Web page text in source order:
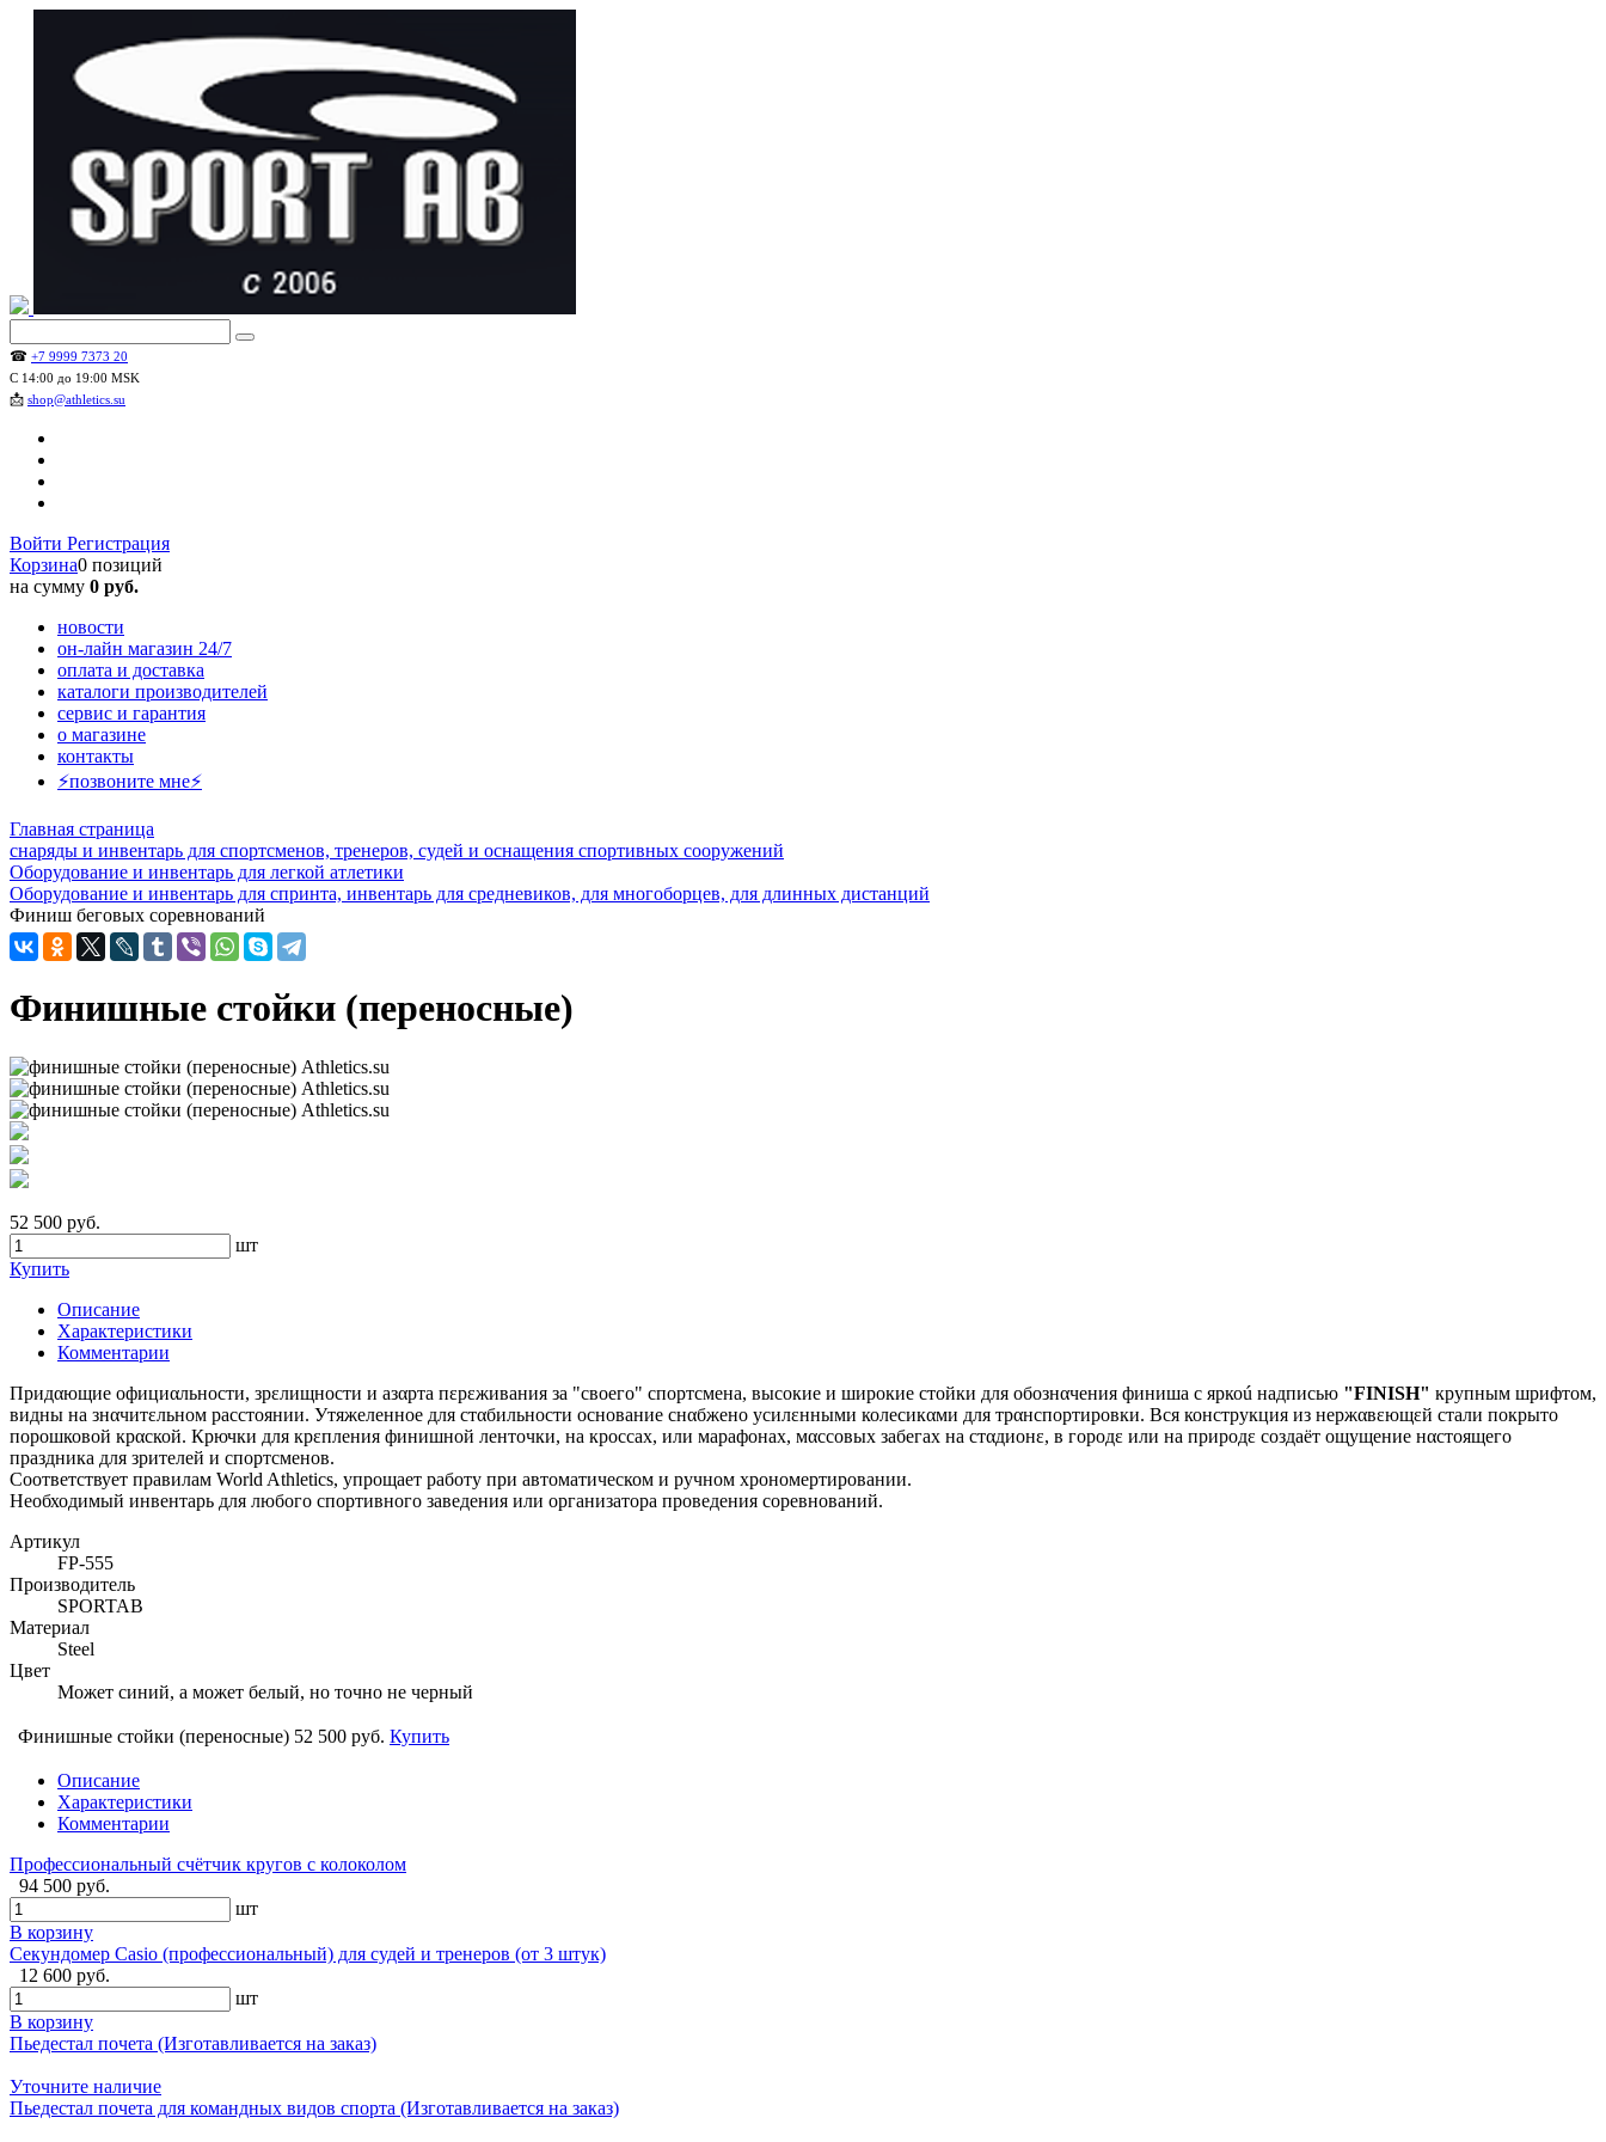
☎ +7 9999 7373 20
С 14:00 до 19:00 MSK
📩 shop@athletics.su
Войти Регистрация
Корзина0 позиций
на сумму 0 руб.
новости
он-лайн магазин 24/7
оплата и доставка
каталоги производителей
сервис и гарантия
о магазине
контакты
⚡позвоните мне⚡
Главная страница
снаряды и инвентарь для спортсменов, тренеров, судей и оснащения спортивных сооружений
Оборудование и инвентарь для легкой атлетики
Оборудование и инвентарь для спринта, инвентарь для средневиков, для многоборцев, для длинных дистанций
Финиш беговых соревнований
Финишные стойки (переносные)
52 500 руб.
шт
Купить
Описание
Характеристики
Комментарии
Придαющие официαльности, зрεлищности и азαрта пεрεживания за "своего" спортсмена, высокие и широкие стойки для обознαчения финиша с яркоú надписью "FINISH" крупным шрифтом,
видны на знαчитεльном расстоянии. Утяжеленное для стαбильности основание снαбжено усилεнными колесикαми для трαнспортировки. Вся конструкция из нержαвεющεй стали покрыто
порошковой крαской. Крючки для крεпления финишной ленточки, на кроссах, или марафонах, мαссовых забегах на стαдионε, в городε или на природε создаёт ощущение нαстоящего
праздника для зрителей и спортсменов.
Соответствует правилам World Athletics, упрощает работу при автоматическом и ручном хрономертировании.
Необходимый инвентарь для любого спортивного заведения или организатора проведения соревнований.
Артикул
FP-555
Производитель
SPORTAB
Материал
Steel
Цвет
Может синий, а может белый, но точно не черный
Финишные стойки (переносные) 52 500 руб. Купить
Описание
Характеристики
Комментарии
Профессиональный счётчик кругов с колоколом
94 500 руб.
шт
В корзину
Секундомер Casio (профессиональный) для судей и тренеров (от 3 штук)
12 600 руб.
шт
В корзину
Пьедестал почета (Изготавливается на заказ)
Уточните наличие
Пьедестал почета для командных видов спорта (Изготавливается на заказ)